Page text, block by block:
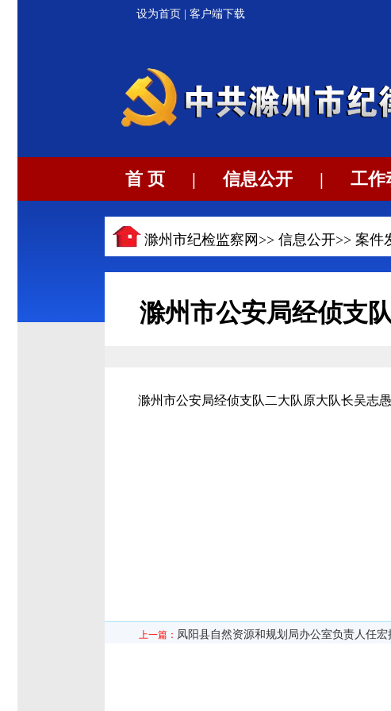
设为首页 客户端下载
首 页 | 信息公开 | 工作
滁州市纪检监察网>> 信息公开>> 案件
滁州市公安局经侦支
滁州市公安局经侦支队二大队原大队长吴志
上一篇： 凤阳县自然资源和规划局办公室负责人任